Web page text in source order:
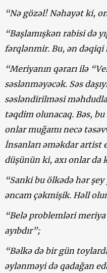
“Nə gözəl! Nəhayət ki,
“Başlamışkən rabisi də
fərqlənmir. Bu, ən dəqiqi
“Meriyanın qərarı ilə
səslənməyəcək. Səs
səsləndirilməsi
təqdim olunacaq. Bəs,
onlar muğamı necə
İnsanları əməkdar artist
düşünün ki, axı onlar
“Sanki bu ölkədə hər
əncam çəkmişik. Həll
“Belə problemləri
ayıbdır”;
“Bəlkə də bir gün
əylənməyi də qadağan